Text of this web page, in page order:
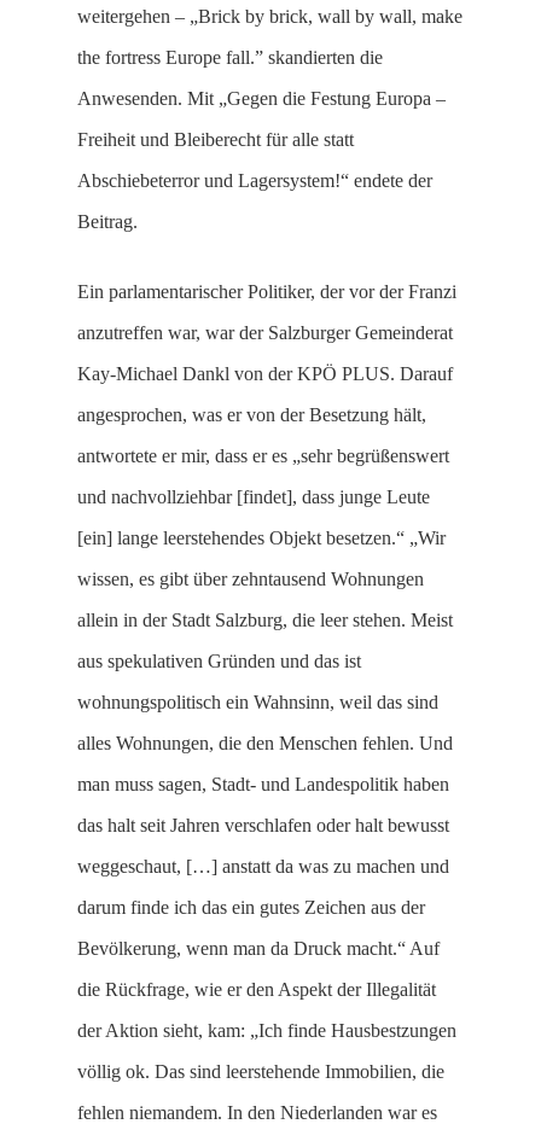
weitergehen – „Brick by brick, wall by wall, make
the fortress Europe fall.” skandierten die
Anwesenden. Mit „Gegen die Festung Europa –
Freiheit und Bleiberecht für alle statt
Abschiebeterror und Lagersystem!“ endete der
Beitrag.
Ein parlamentarischer Politiker, der vor der Franzi
anzutreffen war, war der Salzburger Gemeinderat
Kay-Michael Dankl von der KPÖ PLUS. Darauf
angesprochen, was er von der Besetzung hält,
antwortete er mir, dass er es „sehr begrüßenswert
und nachvollziehbar [findet], dass junge Leute
[ein] lange leerstehendes Objekt besetzen.“ „Wir
wissen, es gibt über zehntausend Wohnungen
allein in der Stadt Salzburg, die leer stehen. Meist
aus spekulativen Gründen und das ist
wohnungspolitisch ein Wahnsinn, weil das sind
alles Wohnungen, die den Menschen fehlen. Und
man muss sagen, Stadt- und Landespolitik haben
das halt seit Jahren verschlafen oder halt bewusst
weggeschaut, […] anstatt da was zu machen und
darum finde ich das ein gutes Zeichen aus der
Bevölkerung, wenn man da Druck macht.“ Auf
die Rückfrage, wie er den Aspekt der Illegalität
der Aktion sieht, kam: „Ich finde Hausbestzungen
völlig ok. Das sind leerstehende Immobilien, die
fehlen niemandem. In den Niederlanden war es